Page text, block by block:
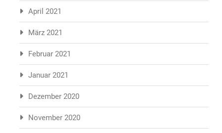
April 2021
März 2021
Februar 2021
Januar 2021
Dezember 2020
November 2020